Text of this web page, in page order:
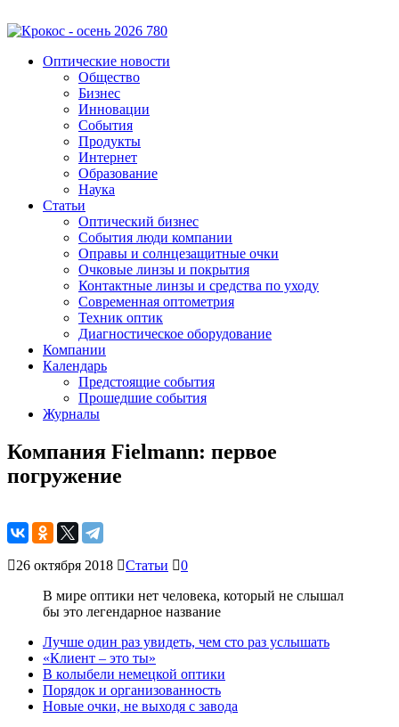
Оптические новости
Общество
Бизнес
Инновации
События
Продукты
Интернет
Образование
Наука
Статьи
Оптический бизнес
События люди компании
Оправы и солнцезащитные очки
Очковые линзы и покрытия
Контактные линзы и средства по уходу
Современная оптометрия
Техник оптик
Диагностическое оборудование
Компании
Календарь
Предстоящие события
Прошедшие события
Журналы
Компания Fielmann: первое
погружение
26 октября 2018 Статьи
0
В мире оптики нет человека, который не слышал
бы это легендарное название
Лучше один раз увидеть, чем сто раз услышать
«Клиент – это ты»
В колыбели немецкой оптики
Порядок и организованность
Новые очки, не выходя с завода